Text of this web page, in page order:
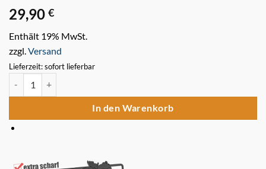
29,90 €
Enthält 19% MwSt.
zzgl. Versand
Lieferzeit: sofort lieferbar
2 Stück Hobelmesser 260 x 20 x 3 mm HSS%18 Streifenhobelmesser
In den Warenkorb